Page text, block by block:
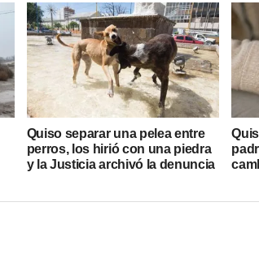
Quiso separar una pelea entre
perros, los hirió con una piedra
y la Justicia archivó la denuncia